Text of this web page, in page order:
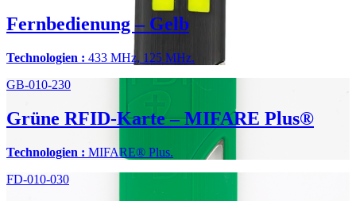
Fernbedienung – Gelb
Technologien : 433 MHz, 125 MHz.
GB-010-230
Grüne RFID-Karte – MIFARE Plus®
Technologien : MIFARE® Plus.
FD-010-030